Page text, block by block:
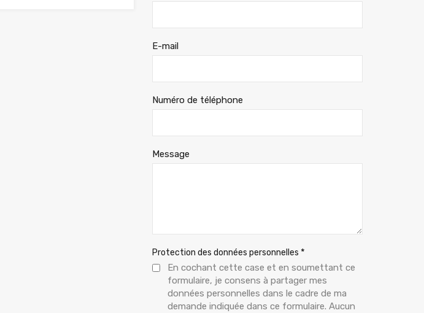
E-mail
Numéro de téléphone
Message
Protection des données personnelles *
En cochant cette case et en soumettant ce
formulaire, je consens à partager mes
données personnelles dans le cadre de ma
demande indiquée dans ce formulaire. Aucun